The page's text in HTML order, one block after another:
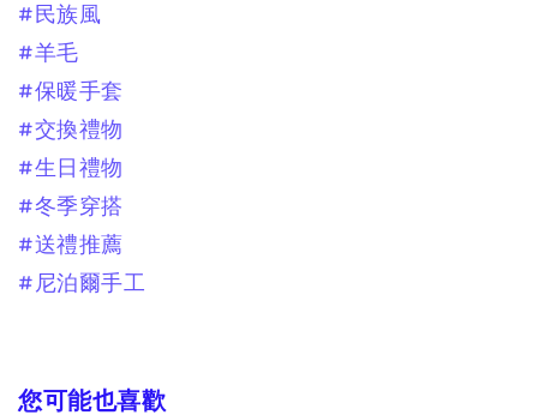
#民族風
#羊毛
#保暖手套
#交換禮物
#生日禮物
#冬季穿搭
#送禮推薦
#尼泊爾手工
您可能也喜歡